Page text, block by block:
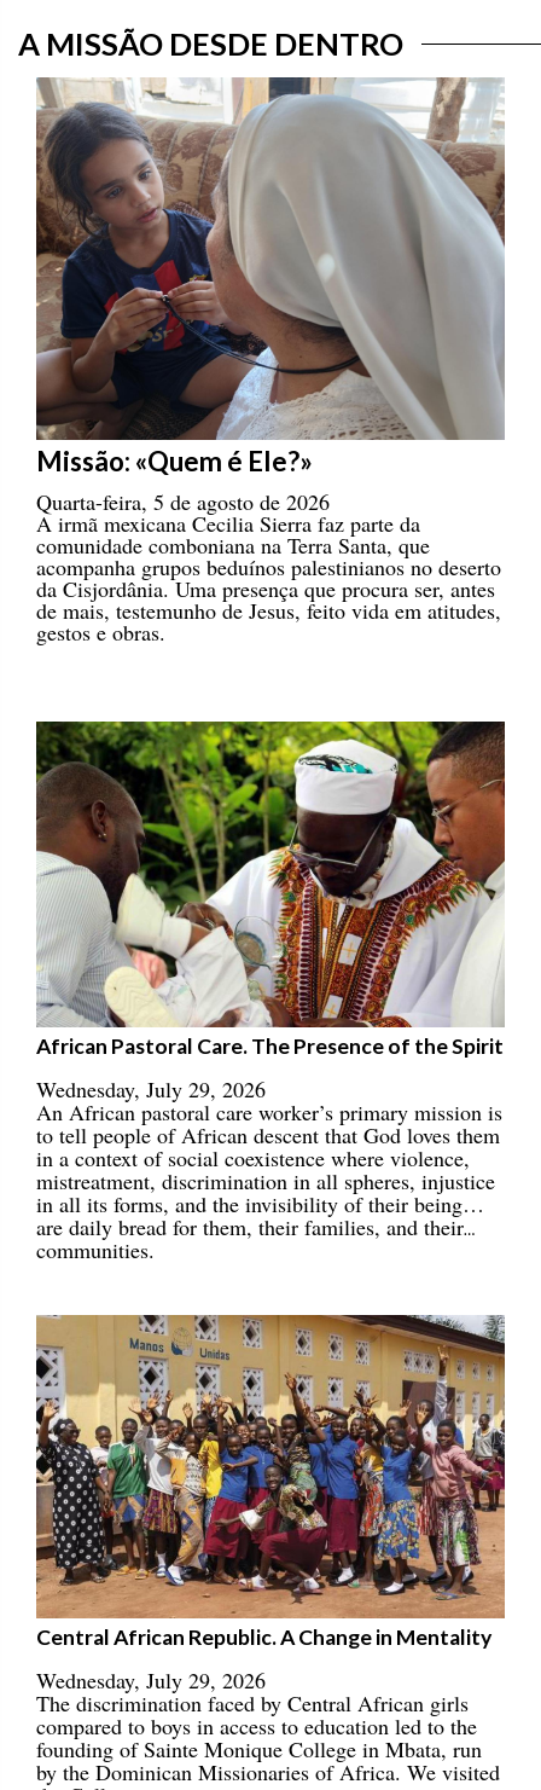
A MISSÃO DESDE DENTRO
Missão: «Quem é Ele?»
Quarta-feira, 5 de agosto de 2026
A irmã mexicana Cecilia Sierra faz parte da
comunidade comboniana na Terra Santa, que
acompanha grupos beduínos palestinianos no deserto
da Cisjordânia. Uma presença que procura ser, antes
de mais, testemunho de Jesus, feito vida em atitudes,
gestos e obras.
African Pastoral Care. The Presence of the Spirit
Wednesday, July 29, 2026
An African pastoral care worker’s primary mission is
to tell people of African descent that God loves them
in a context of social coexistence where violence,
mistreatment, discrimination in all spheres, injustice
in all its forms, and the invisibility of their being…
are daily bread for them, their families, and their
communities.
Central African Republic. A Change in Mentality
Wednesday, July 29, 2026
The discrimination faced by Central African girls
compared to boys in access to education led to the
founding of Sainte Monique College in Mbata, run
by the Dominican Missionaries of Africa. We visited